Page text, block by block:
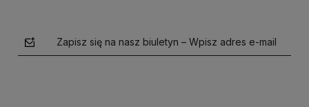
Zapisz się na nasz biuletyn – Wpisz adres e-mail